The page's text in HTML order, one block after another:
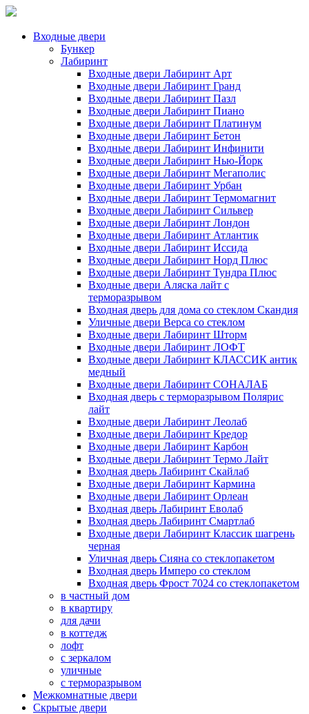
Входные двери
Бункер
Лабиринт
Входные двери Лабиринт Арт
Входные двери Лабиринт Гранд
Входные двери Лабиринт Пазл
Входные двери Лабиринт Пиано
Входные двери Лабиринт Платинум
Входные двери Лабиринт Бетон
Входные двери Лабиринт Инфинити
Входные двери Лабиринт Нью-Йорк
Входные двери Лабиринт Мегаполис
Входные двери Лабиринт Урбан
Входные двери Лабиринт Термомагнит
Входные двери Лабиринт Сильвер
Входные двери Лабиринт Лондон
Входные двери Лабиринт Атлантик
Входные двери Лабиринт Иссида
Входные двери Лабиринт Норд Плюс
Входные двери Лабиринт Тундра Плюс
Входные двери Аляска лайт с
терморазрывом
Входная дверь для дома со стеклом Скандия
Уличные двери Верса со стеклом
Входные двери Лабиринт Шторм
Входные двери Лабиринт ЛОФТ
Входные двери Лабиринт КЛАССИК антик
медный
Входные двери Лабиринт СОНАЛАБ
Входная дверь с терморазрывом Полярис
лайт
Входные двери Лабиринт Леолаб
Входные двери Лабиринт Кредор
Входные двери Лабиринт Карбон
Входные двери Лабиринт Термо Лайт
Входная дверь Лабиринт Скайлаб
Входные двери Лабиринт Кармина
Входные двери Лабиринт Орлеан
Входная дверь Лабиринт Еволаб
Входная дверь Лабиринт Смартлаб
Входные двери Лабиринт Классик шагрень
черная
Уличная дверь Сияна со стеклопакетом
Входная дверь Имперо со стеклом
Входная дверь Фрост 7024 со стеклопакетом
в частный дом
в квартиру
для дачи
в коттедж
лофт
с зеркалом
уличные
с терморазрывом
Межкомнатные двери
Скрытые двери